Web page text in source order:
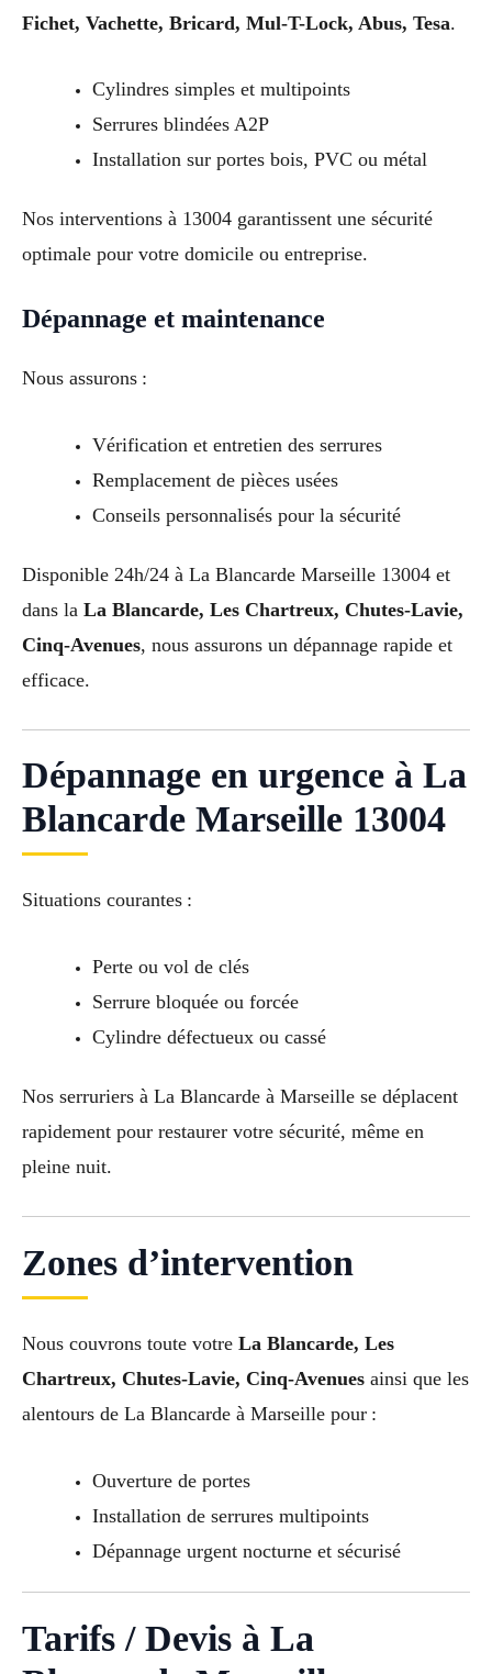
Fichet, Vachette, Bricard, Mul-T-Lock, Abus, Tesa.
Cylindres simples et multipoints
Serrures blindées A2P
Installation sur portes bois, PVC ou métal
Nos interventions à 13004 garantissent une sécurité
optimale pour votre domicile ou entreprise.
Dépannage et maintenance
Nous assurons :
Vérification et entretien des serrures
Remplacement de pièces usées
Conseils personnalisés pour la sécurité
Disponible 24h/24 à La Blancarde Marseille 13004 et
dans la La Blancarde, Les Chartreux, Chutes-Lavie,
Cinq-Avenues, nous assurons un dépannage rapide et
efficace.
Dépannage en urgence à La
Blancarde Marseille 13004
Situations courantes :
Perte ou vol de clés
Serrure bloquée ou forcée
Cylindre défectueux ou cassé
Nos serruriers à La Blancarde à Marseille se déplacent
rapidement pour restaurer votre sécurité, même en
pleine nuit.
Zones d’intervention
Nous couvrons toute votre La Blancarde, Les
Chartreux, Chutes-Lavie, Cinq-Avenues ainsi que les
alentours de La Blancarde à Marseille pour :
Ouverture de portes
Installation de serrures multipoints
Dépannage urgent nocturne et sécurisé
Tarifs / Devis à La